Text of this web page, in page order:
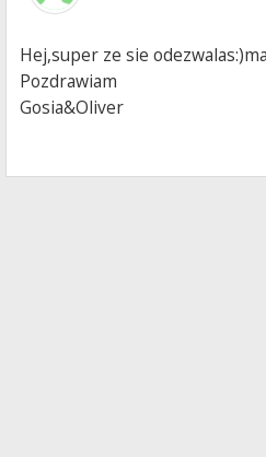
Hej,super ze sie
Pozdrawiam
Gosia&Oliver